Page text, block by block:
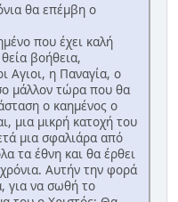
θα επέμβη ο
που έχει καλή
βοήθεια,
Αγιοι, η Παναγία, ο
μάλλον τώρα που θα
ο καημένος ο
μια μικρή κατοχή του
μια σφαλιάρα από
τα έθνη και θα έρθει
Αυτήν την φορά
για να σωθή το